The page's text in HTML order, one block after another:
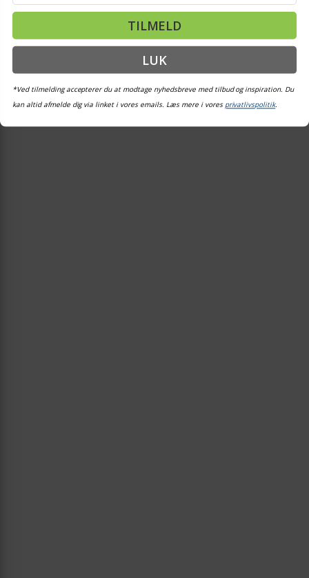
TILMELD
LUK
*Ved tilmelding accepterer du at modtage nyhedsbreve med tilbud og inspiration. Du
kan altid afmelde dig via linket i vores emails. Læs mere i vores privatlivspolitik.